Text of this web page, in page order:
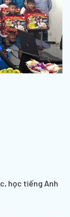
học tiếng Anh